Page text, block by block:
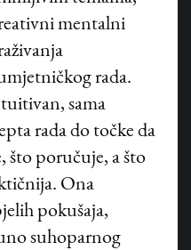
mentalni
rada.
sama
rada do točke da
što poručuje, a što
Ona
pokušaja,
suhoparnog